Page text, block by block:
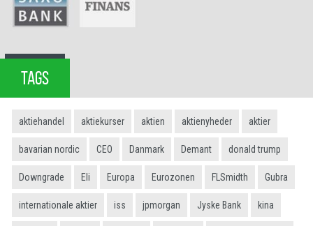
TAGS
aktiehandel aktiekurser aktien aktienyheder aktier
bavarian nordic CEO Danmark Demant donald trump
Downgrade Eli Europa Eurozonen FLSmidth Gubra
internationale aktier iss jpmorgan Jyske Bank kina